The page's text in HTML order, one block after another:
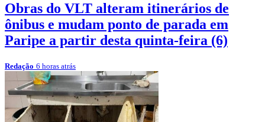
Obras do VLT alteram itinerários de
ônibus e mudam ponto de parada em
Paripe a partir desta quinta-feira (6)
Redação 6 horas atrás